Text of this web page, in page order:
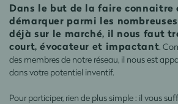
Dans le but de la faire connaitre
démarquer parmi les
déjà sur le marché, il nous faut
court, évocateur et impactant.
des membres de notre réseau, il nous est
dans votre potentiel inventif.
Pour participer, rien de plus simple : il vous